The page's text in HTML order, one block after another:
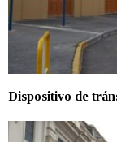
Dispositivo de